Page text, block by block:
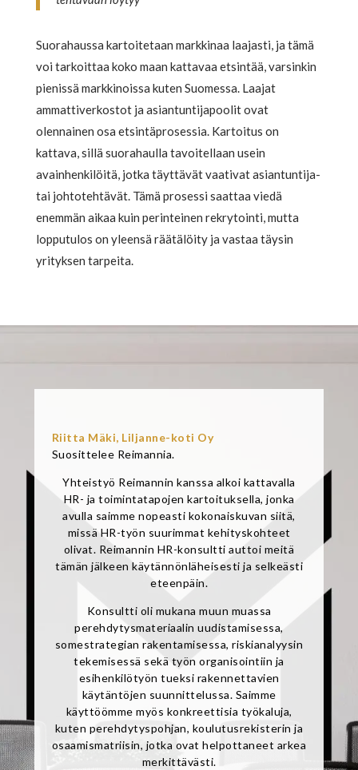
Suorahaussa kartoitetaan markkinaa laajasti, ja tämä
voi tarkoittaa koko maan kattavaa etsintää, varsinkin
pienissä markkinoissa kuten Suomessa. Laajat
ammattiverkostot ja asiantuntijapoolit ovat
olennainen osa etsintäprosessia. Kartoitus on
kattava, sillä suorahaulla tavoitellaan usein
avainhenkilöitä, jotka täyttävät vaativat asiantuntija-
tai johtotehtävät. Tämä prosessi saattaa viedä
enemmän aikaa kuin perinteinen rekrytointi, mutta
lopputulos on yleensä räätälöity ja vastaa täysin
yrityksen tarpeita.
Riitta Mäki, Liljanne-koti Oy
Suosittelee Reimannia.
Yhteistyö Reimannin kanssa alkoi kattavalla
HR- ja toimintatapojen kartoituksella, jonka
avulla saimme nopeasti kokonaiskuvan siitä,
missä HR-työn suurimmat kehityskohteet
olivat. Reimannin HR-konsultti auttoi meitä
tämän jälkeen käytännönläheisesti ja selkeästi
eteenpäin.
Konsultti oli mukana muun muassa
perehdytysmateriaalin uudistamisessa,
somestrategian rakentamisessa, riskianalyysin
tekemisessä sekä työn organisointiin ja
esihenkilötyön tueksi rakennettavien
käytäntöjen suunnittelussa. Saimme
käyttöömme myös konkreettisia työkaluja,
kuten perehdytyspohjan, koulutusrekisterin ja
osaamismatriisin, jotka ovat helpottaneet arkea
merkittävästi.